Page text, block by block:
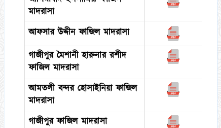
মাদরাসা
আফসার উদ্দীন ফাজিল মাদরাসা
গাজীপুর মৈশানী হারুনার রশীদ
ফাজিল মাদরাসা
আমতলী বন্দর হোসাইনিয়া ফাজিল
মাদরাসা
গাজীপুর ফাজিল মাদরাসা